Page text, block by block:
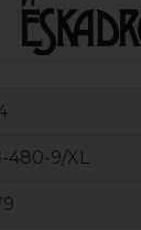
480-9/XL